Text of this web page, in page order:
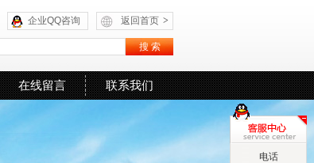
返回首页 >
企业QQ咨询
在线留言 联系我们
电话